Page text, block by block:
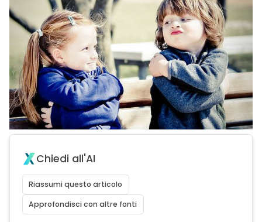
Chiedi all'AI
Riassumi questo articolo
Approfondisci con altre fonti